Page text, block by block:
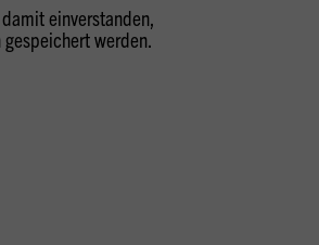
einverstanden,
werden.